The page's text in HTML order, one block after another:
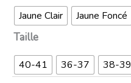
Jaune Clair Jaune Foncé
Taille
40-41 36-37 38-39